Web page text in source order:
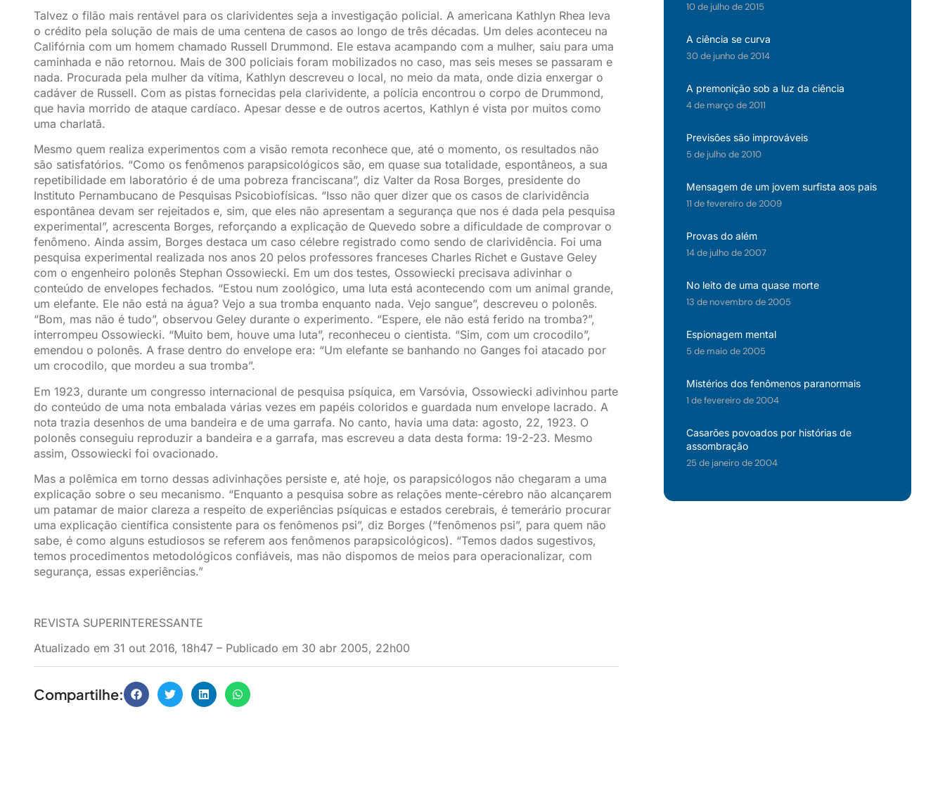
Talvez o filão mais rentável para os clarividentes seja a investigação policial. A americana Kathlyn Rhea leva
o crédito pela solução de mais de uma centena de casos ao longo de três décadas. Um deles aconteceu na
Califórnia com um homem chamado Russell Drummond. Ele estava acampando com a mulher, saiu para uma
caminhada e não retornou. Mais de 300 policiais foram mobilizados no caso, mas seis meses se passaram e
nada. Procurada pela mulher da vítima, Kathlyn descreveu o local, no meio da mata, onde dizia enxergar o
cadáver de Russell. Com as pistas fornecidas pela clarividente, a polícia encontrou o corpo de Drummond,
que havia morrido de ataque cardíaco. Apesar desse e de outros acertos, Kathlyn é vista por muitos como
uma charlatã.
Mesmo quem realiza experimentos com a visão remota reconhece que, até o momento, os resultados não
são satisfatórios. “Como os fenômenos parapsicológicos são, em quase sua totalidade, espontâneos, a sua
repetibilidade em laboratório é de uma pobreza franciscana”, diz Valter da Rosa Borges, presidente do
Instituto Pernambucano de Pesquisas Psicobiofísicas. “Isso não quer dizer que os casos de clarividência
espontânea devam ser rejeitados e, sim, que eles não apresentam a segurança que nos é dada pela pesquisa
experimental”, acrescenta Borges, reforçando a explicação de Quevedo sobre a dificuldade de comprovar o
fenômeno. Ainda assim, Borges destaca um caso célebre registrado como sendo de clarividência. Foi uma
pesquisa experimental realizada nos anos 20 pelos professores franceses Charles Richet e Gustave Geley
com o engenheiro polonês Stephan Ossowiecki. Em um dos testes, Ossowiecki precisava adivinhar o
conteúdo de envelopes fechados. “Estou num zoológico, uma luta está acontecendo com um animal grande,
um elefante. Ele não está na água? Vejo a sua tromba enquanto nada. Vejo sangue”, descreveu o polonês.
“Bom, mas não é tudo”, observou Geley durante o experimento. “Espere, ele não está ferido na tromba?”,
interrompeu Ossowiecki. “Muito bem, houve uma luta”, reconheceu o cientista. “Sim, com um crocodilo”,
emendou o polonês. A frase dentro do envelope era: “Um elefante se banhando no Ganges foi atacado por
um crocodilo, que mordeu a sua tromba”.
Em 1923, durante um congresso internacional de pesquisa psíquica, em Varsóvia, Ossowiecki adivinhou parte
do conteúdo de uma nota embalada várias vezes em papéis coloridos e guardada num envelope lacrado. A
nota trazia desenhos de uma bandeira e de uma garrafa. No canto, havia uma data: agosto, 22, 1923. O
polonês conseguiu reproduzir a bandeira e a garrafa, mas escreveu a data desta forma: 19-2-23. Mesmo
assim, Ossowiecki foi ovacionado.
Mas a polêmica em torno dessas adivinhações persiste e, até hoje, os parapsicólogos não chegaram a uma
explicação sobre o seu mecanismo. “Enquanto a pesquisa sobre as relações mente-cérebro não alcançarem
um patamar de maior clareza a respeito de experiências psíquicas e estados cerebrais, é temerário procurar
uma explicação científica consistente para os fenômenos psi”, diz Borges (“fenômenos psi”, para quem não
sabe, é como alguns estudiosos se referem aos fenômenos parapsicológicos). “Temos dados sugestivos,
temos procedimentos metodológicos confiáveis, mas não dispomos de meios para operacionalizar, com
segurança, essas experiências.”
REVISTA SUPERINTERESSANTE
Atualizado em 31 out 2016, 18h47 – Publicado em 30 abr 2005, 22h00
Compartilhe:
10 de julho de 2015
A ciência se curva
30 de junho de 2014
A premonição sob a luz da ciência
4 de março de 2011
Previsões são improváveis
5 de julho de 2010
Mensagem de um jovem surfista aos pais
11 de fevereiro de 2009
Provas do além
14 de julho de 2007
No leito de uma quase morte
13 de novembro de 2005
Espionagem mental
5 de maio de 2005
Mistérios dos fenômenos paranormais
1 de fevereiro de 2004
Casarões povoados por histórias de
assombração
25 de janeiro de 2004